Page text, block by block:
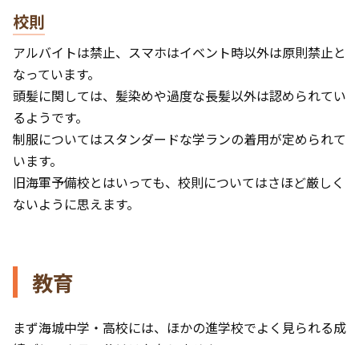
校則
アルバイトは禁止、スマホはイベント時以外は原則禁止と
なっています。
頭髪に関しては、髪染めや過度な長髪以外は認められてい
るようです。
制服についてはスタンダードな学ランの着用が定められて
います。
旧海軍予備校とはいっても、校則についてはさほど厳しく
ないように思えます。
教育
まず海城中学・高校には、ほかの進学校でよく見られる成